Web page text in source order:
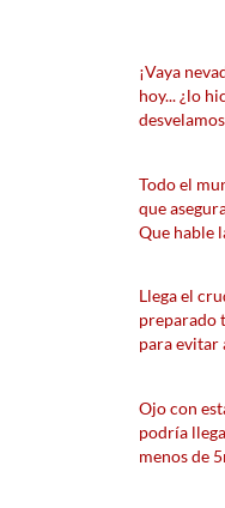
¡Vaya
hoy... ¿lo
Todo el
que
Que hable
Llega el
preparado
para evitar
Ojo con
podría
menos de